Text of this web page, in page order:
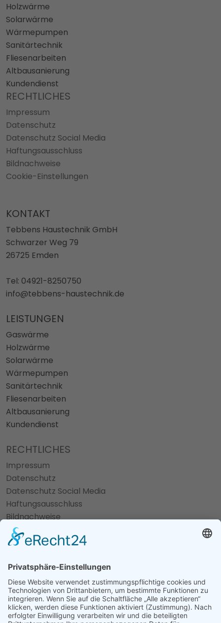
Holzwärme
Solarwärme
Wärmepumpen
Sanitärtechnik
Fliesenarbeiten
Altbausanierung
Kundendienst
RECHTLICHES
Impressum
Datenschutz
Datenschutz Social Media
Haftungsausschluss
Bildnachweise
Cookie-Einstellungen
KONTAKT
Tebbens Haustechnik GmbH
Schwarzer Weg 79
26725 Emden
Tel: 04921-8250750
info@tebbens-haustechnik.de
LEISTUNGEN
Gaswärme
Holzwärme
Solarwärme
Wärmepumpen
Sanitärtechnik
Fliesenarbeiten
Altbausanierung
Kundendienst
RECHTLICHES
Impressum
Datenschutz
Datenschutz Social Media
Haftungsausschluss
Bildnachweise
Cookie-Einstellungen
fab fa-instagram
©Tebbens Haustechnik GmbH